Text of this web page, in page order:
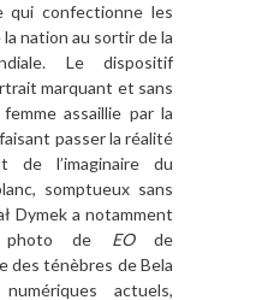
qui confectionne les
nation au sortir de la
Le dispositif
marquant et sans
assaillie par la
passer la réalité
de l’imaginaire du
somptueux sans
Dymek a notamment
photo de EOde
des ténèbres de Bela
actuels,